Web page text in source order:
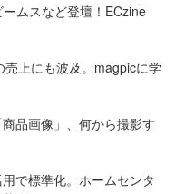
ームスなど登壇！ECzine
上にも波及。magpicに学
品画像」、何から撮影す
で標準化。ホームセンタ